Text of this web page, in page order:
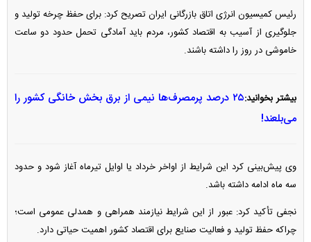
رئیس کمیسیون انرژی اتاق بازرگانی ایران تصریح کرد: برای حفظ چرخه تولید و
جلوگیری از آسیب به اقتصاد کشور، مردم باید آمادگی تحمل حدود دو ساعت
خاموشی در روز را داشته باشند.
بیشتر بخوانید:
۲۵ درصد پرمصرف‌ها نیمی از برق بخش خانگی کشور را
می‌بلعند!
وی پیش‌بینی کرد این شرایط از اواخر خرداد یا اوایل تیرماه آغاز شود و حدود
سه ماه ادامه داشته باشد.
نجفی تأکید کرد: عبور از این شرایط نیازمند همراهی و همدلی عمومی است؛
چراکه حفظ تولید و فعالیت صنایع برای اقتصاد کشور اهمیت حیاتی دارد.